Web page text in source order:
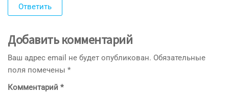
Ответить
Добавить комментарий
Ваш адрес email не будет опубликован. Обязательные
поля помечены *
Комментарий *